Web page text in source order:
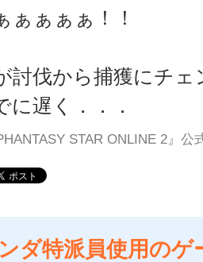
ぁぁぁぁ！！
討伐から捕獲にチェ
に遅く．．．
STAR ONLINE 2』
ダ特派員使用のゲ